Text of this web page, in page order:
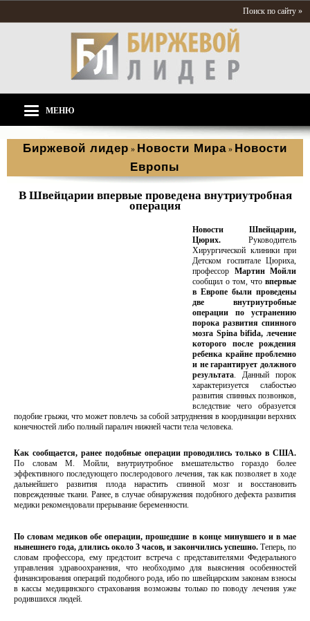
Поиск по сайту »
МЕНЮ
Биржевой лидер » Новости Мира » Новости
Европы
В Швейцарии впервые проведена внутриутробная
операция
Новости Швейцарии,
Цюрих. Руководитель
Хирургической клиники при
Детском госпитале Цюриха,
профессор Мартин Мойли
сообщил о том, что впервые
в Европе были проведены
две внутриутробные
операции по устранению
порока развития спинного
мозга Spina bifida, лечение
которого после рождения
ребенка крайне проблемно
и не гарантирует должного
результата. Данный порок
характеризуется слабостью
развития спинных позвонков,
вследствие чего образуется
подобие грыжи, что может повлечь за собой затруднения в координации верхних
конечностей либо полный паралич нижней части тела человека.
Как сообщается, ранее подобные операции проводились только в США.
По словам М. Мойли, внутриутробное вмешательство гораздо более
эффективного последующего послеродового лечения, так как позволяет в ходе
дальнейшего развития плода нарастить спинной мозг и восстановить
поврежденные ткани. Ранее, в случае обнаружения подобного дефекта развития
медики рекомендовали прерывание беременности.
По словам медиков обе операции, прошедшие в конце минувшего и в мае
нынешнего года, длились около 3 часов, и закончились успешно. Теперь, по
словам профессора, ему предстоит встреча с представителями Федерального
управления здравоохранения, что необходимо для выяснения особенностей
финансирования операций подобного рода, ибо по швейцарским законам взносы
в кассы медицинского страхования возможны только по поводу лечения уже
родившихся людей.